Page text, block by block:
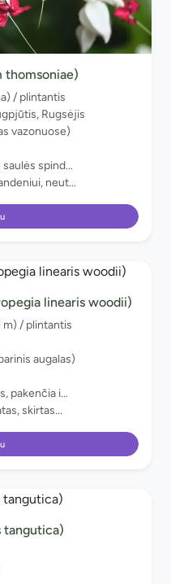
thomsoniae)
/ plintantis
Rugsėjis
vazonuose)
spind...
neut...
linearis woodii)
m) / plintantis
augalas)
pakenčia i...
skirtas...
tangutica)